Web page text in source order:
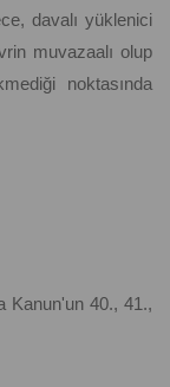
davalı yüklenici
muvazaalı olup
noktasında
Kanun'un 40., 41.,